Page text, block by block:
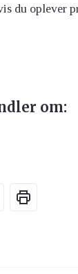
du oplever
om: